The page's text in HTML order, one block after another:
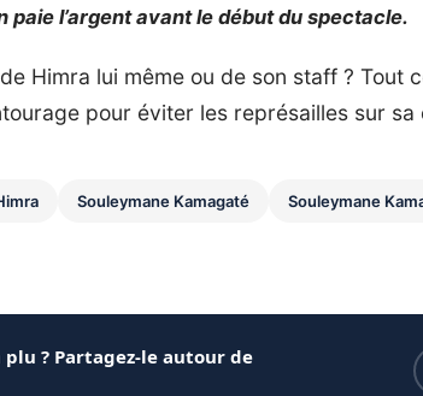
paie l’argent avant le début du spectacle.
Himra lui même ou de son staff ? Tout
pour éviter les représailles sur sa
Souleymane Kamagaté Souleymane
? Partagez-le autour de